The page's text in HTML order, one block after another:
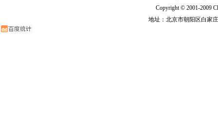
Copyright © 2001-2009
地址：北京市朝阳区白家